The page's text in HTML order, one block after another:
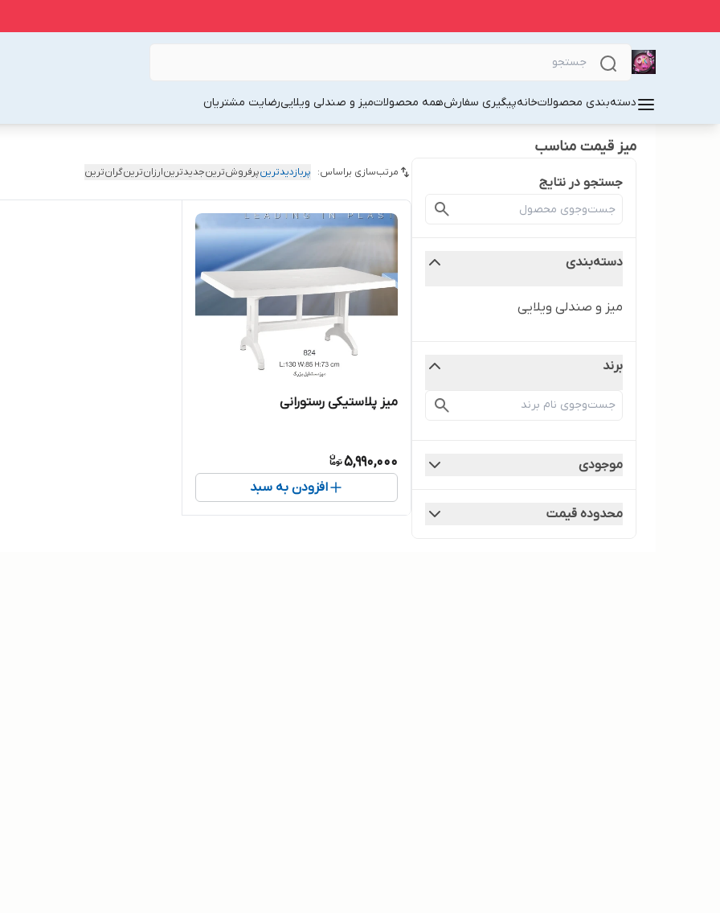
دسته‌بندی محصولاتخانهپیگیری سفارشهمه محصولاتمیز و صندلی ویلاییرضایت مشتریان
میز قیمت مناسب
جستجو در نتایج
دسته‌بندی
میز و صندلی ویلایی
برند
موجودی
محدوده قیمت
مرتب‌سازی براساس: پربازدیدترینپرفروش‌ترینجدیدترینارزان‌ترینگران‌ترین
میز پلاستیکی رستورانی
5,990,000
افزودن به سبد